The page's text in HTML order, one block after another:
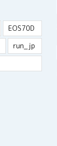
EOS70D
run_jp